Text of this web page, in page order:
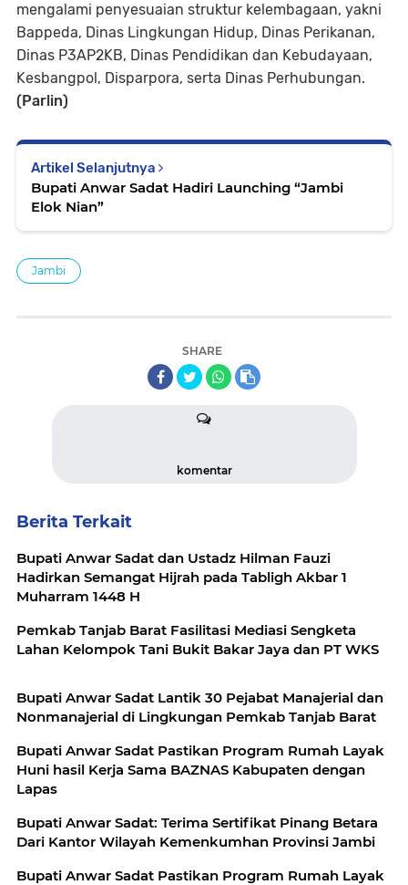
mengalami penyesuaian struktur kelembagaan, yakni
Bappeda, Dinas Lingkungan Hidup, Dinas Perikanan,
Dinas P3AP2KB, Dinas Pendidikan dan Kebudayaan,
Kesbangpol, Disparpora, serta Dinas Perhubungan.
(Parlin)
Artikel Selanjutnya
Bupati Anwar Sadat Hadiri Launching “Jambi
Elok Nian”
Jambi
SHARE
komentar
Berita Terkait
Bupati Anwar Sadat dan Ustadz Hilman Fauzi
Hadirkan Semangat Hijrah pada Tabligh Akbar 1
Muharram 1448 H
Pemkab Tanjab Barat Fasilitasi Mediasi Sengketa
Lahan Kelompok Tani Bukit Bakar Jaya dan PT WKS
Bupati Anwar Sadat Lantik 30 Pejabat Manajerial dan
Nonmanajerial di Lingkungan Pemkab Tanjab Barat
Bupati Anwar Sadat Pastikan Program Rumah Layak
Huni hasil Kerja Sama BAZNAS Kabupaten dengan
Lapas
Bupati Anwar Sadat: Terima Sertifikat Pinang Betara
Dari Kantor Wilayah Kemenkumhan Provinsi Jambi
Bupati Anwar Sadat Pastikan Program Rumah Layak